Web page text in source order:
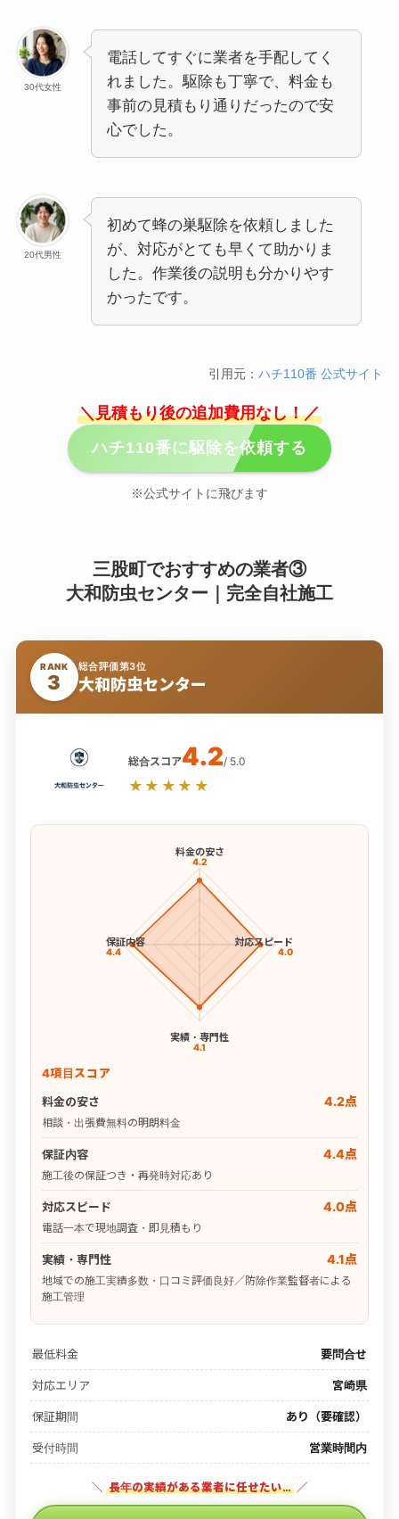
30代女性
電話してすぐに業者を手配してく
れました。駆除も丁寧で、料金も
事前の見積もり通りだったので安
心でした。
20代男性
初めて蜂の巣駆除を依頼しました
が、対応がとても早くて助かりま
した。作業後の説明も分かりやす
かったです。
引用元：ハチ110番 公式サイト
＼見積もり後の追加費用なし！／
ハチ110番に駆除を依頼する
※公式サイトに飛びます
三股町でおすすめの業者③
大和防虫センター｜完全自社施工
RANK
3
総合評価第3位
大和防虫センター
総合スコア4.2/ 5.0
★★★★★
料金の安さ
4.2
対応スピード
4.0
実績・専門性
4.1
保証内容
4.4
4項目スコア
料金の安さ
4.2点
相談・出張費無料の明朗料金
保証内容 4.4点
施工後の保証つき・再発時対応あり
対応スピード 4.0点
電話一本で現地調査・即見積もり
実績・専門性 4.1点
地域での施工実績多数・口コミ評価良好／防除作業監督者による
施工管理
最低料金 要問合せ
対応エリア 宮崎県
保証期間 あり（要確認）
受付時間 営業時間内
＼ 長年の実績がある業者に任せたい… ／